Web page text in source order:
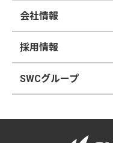
会社情報
採用情報
SWCグループ